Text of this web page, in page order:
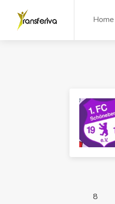
Home
8